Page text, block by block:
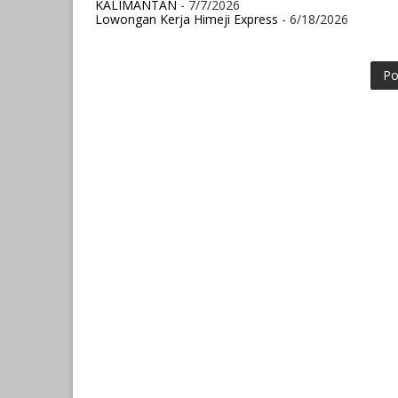
KALIMANTAN- 7/7/2026
Lowongan Kerja Himeji Express - 6/18/2026